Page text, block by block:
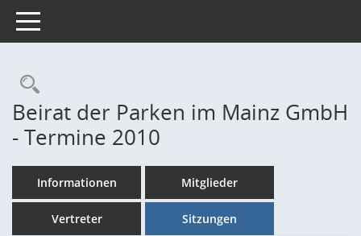
Toggle navigation
Rechercheauswahl
Beirat der Parken im Mainz GmbH
- Termine 2010
Informationen Mitglieder
Vertreter Sitzungen